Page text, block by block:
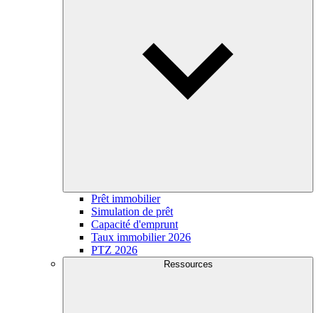
Prêt immobilier
Simulation de prêt
Capacité d'emprunt
Taux immobilier 2026
PTZ 2026
Ressources